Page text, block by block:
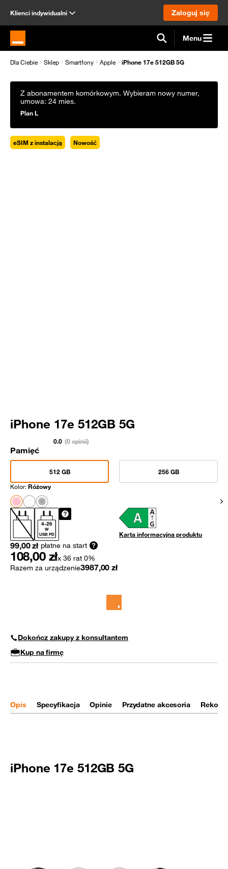
Klienci indywidualni Zaloguj się
Strona główna Orange.pl Menu
Dla Ciebie Sklep Smartfony Apple iPhone 17e 512GB 5G
Z abonamentem komórkowym. Wybieram nowy numer,
umowa: 24 mies.
Plan L
eSIM z instalacją Nowość
iPhone 17e 512GB 5G
0.0 (0 opinii)
Pamięć
512 GB
256 GB
Kolor:Różowy
4-26
W
USB PD
Karta informacyjna produktu
99,00zł płatne na start
108,00 złx 36 rat 0%
Razem za urządzenie3987,00 zł
Dokończ zakupy z konsultantem
Kup na firmę
Opis Specyfikacja Opinie Przydatne akcesoria
iPhone 17e 512GB 5G